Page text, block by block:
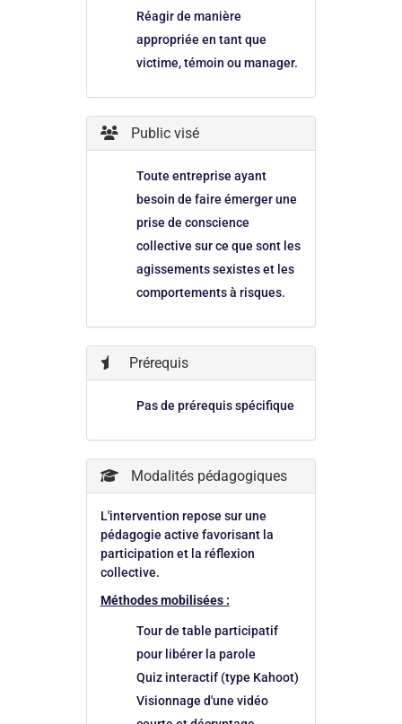
Réagir de manière
appropriée en tant que
victime, témoin ou manager.
Public visé
Toute entreprise ayant
besoin de faire émerger une
prise de conscience
collective sur ce que sont les
agissements sexistes et les
comportements à risques.
Prérequis
Pas de prérequis spécifique
Modalités pédagogiques
L'intervention repose sur une
pédagogie active favorisant la
participation et la réflexion
collective.
Méthodes mobilisées :
Tour de table participatif
pour libérer la parole
Quiz interactif (type Kahoot)
Visionnage d'une vidéo